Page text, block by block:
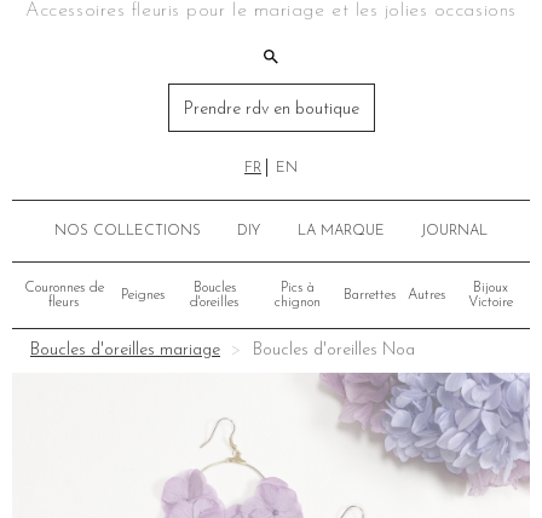
Accessoires fleuris pour le mariage et les jolies occasions
Prendre rdv en boutique
FR EN
NOS COLLECTIONS DIY LA MARQUE JOURNAL
Couronnes de
fleurs
Peignes
Boucles
d'oreilles
Pics à
chignon
Barrettes Autres
Bijoux
Victoire
Boucles d'oreilles mariage Boucles d'oreilles Noa